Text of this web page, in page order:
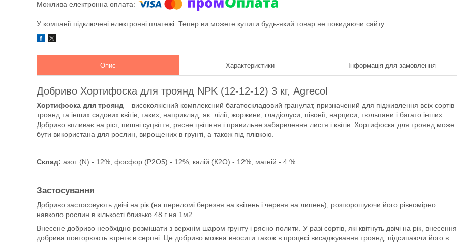
У компанії підключені електронні платежі. Тепер ви можете купити будь-який товар не покидаючи сайту.
Опис Характеристики Інформація для замовлення
Добриво Хортифоска для троянд NPK (12-12-12) 3 кг, Agrecol
Хортифоска для троянд – високоякісний комплексний багатоскладовий гранулат, призначений для підживлення всіх сортів
троянд та інших садових квітів, таких, наприклад, як: лілії, жоржини, гладіолуси, півонії, нарциси, тюльпани і багато інших.
Добриво впливає на ріст, пишні суцвіття, рясне цвітіння і правильне забарвлення листя і квітів. Хортифоска для троянд може
бути використана для рослин, вирощених в грунті, а також під плівкою.
Склад: азот (N) - 12%, фосфор (P2O5) - 12%, калій (К2О) - 12%, магній - 4 %.
Застосування
Добриво застосовують двічі на рік (на переломі березня на квітень і червня на липень), розпорошуючи його рівномірно
навколо рослин в кількості близько 48 г на 1м2.
Внесене добриво необхідно розмішати з верхнім шаром грунту і рясно полити. У разі сортів, які квітнуть двічі на рік, внесення
добрива повторюють втретє в серпні. Це добриво можна вносити також в процесі висаджування троянд, підсипаючи його в